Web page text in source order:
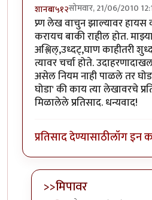
शानबा५१२सोमवार, 21/06/2010
प्र्ण लेख वाचुन झाल्यावर
करायच बाकी राहील होत.
अश्लिल्,उध्दट्,घाण काहीतरी
त्यावर चर्चा होते.
असेल नियम नाही पाळले तर
घोडा' की काय त्या लेखावरचे
मिळालेले प्रतिसाद. धन्यवाद!
प्रतिसाद देण्यासाठीलॉग इन
>>मिपावर